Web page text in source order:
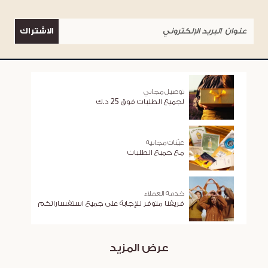
الاشتراك
توصيل مجاني
لجميع الطلبات فوق 25 د.ك
عيّنات مجانية
مع جميع الطلبات
خدمة العملاء
فريقنا متوفر للإجابة على جميع استفساراتكم
عرض المزيد